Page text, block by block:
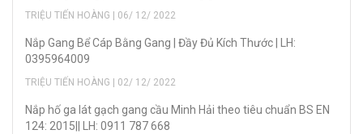
TRIỆU TIẾN HOÀNG | 06/ 12/ 2022
Nắp Gang Bể Cáp Bằng Gang | Đầy Đủ Kích Thước | LH:
0395964009
TRIỆU TIẾN HOÀNG | 02/ 12/ 2022
Nắp hố ga lát gạch gang cầu Minh Hải theo tiêu chuẩn BS EN
124: 2015|| LH: 0911 787 668